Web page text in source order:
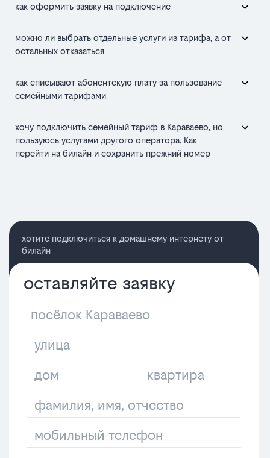
как оформить заявку на подключение
можно ли выбрать отдельные услуги из тарифа, а от
остальных отказаться
как списывают абонентскую плату за пользование
семейными тарифами
хочу подключить семейный тариф в Караваево, но
пользуюсь услугами другого оператора. Как
перейти на билайн и сохранить прежний номер
хотите подключиться к домашнему интернету от
билайн
оставляйте заявку